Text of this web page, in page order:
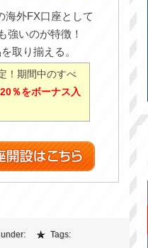
海外FX口座として
強いのが特徴！
取り揃える。
！期間中のすべ
％をボーナス入
Tags: